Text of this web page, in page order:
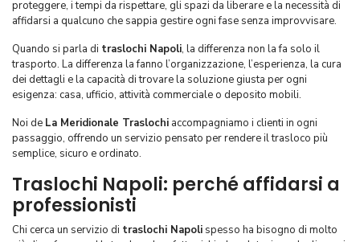
proteggere, i tempi da rispettare, gli spazi da liberare e la necessità di
affidarsi a qualcuno che sappia gestire ogni fase senza improvvisare.
Quando si parla di traslochi Napoli, la differenza non la fa solo il
trasporto. La differenza la fanno l’organizzazione, l’esperienza, la cura
dei dettagli e la capacità di trovare la soluzione giusta per ogni
esigenza: casa, ufficio, attività commerciale o deposito mobili.
Noi de La Meridionale Traslochi accompagniamo i clienti in ogni
passaggio, offrendo un servizio pensato per rendere il trasloco più
semplice, sicuro e ordinato.
Traslochi Napoli: perché affidarsi a
professionisti
Chi cerca un servizio di traslochi Napoli spesso ha bisogno di molto